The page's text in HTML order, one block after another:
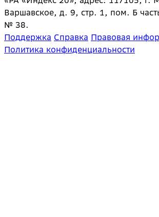
Варшавское, д. 9, стр. 1, пом. Б
№ 38.
Поддержка Справка Правовая
Политика конфиденциальности